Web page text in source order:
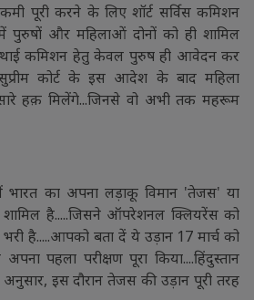
पूरी करने के लिए शॉर्ट सर्विस कमिशन
पुरुषों और महिलाओं दोनों को ही शामिल
स्थाई कमिशन हेतु केवल पुरुष ही आवेदन कर
कोर्ट के इस आदेश के बाद महिला
सारे हक़ मिलेंगे...जिनसे वो अभी तक महरूम
भारत का अपना लड़ाकू विमान 'तेजस' या
शामिल है.....जिसने ऑपरेशनल क्लियरेंस को
है.....आपको बता दें ये उड़ान 17 मार्च को
पहला परीक्षण पूरा किया....हिंदुस्तान
अनुसार, इस दौरान तेजस की उड़ान पूरी तरह